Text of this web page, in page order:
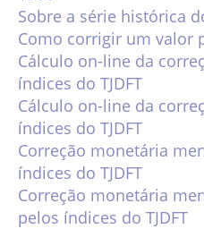
Sobre a série histórica
Como corrigir um valor
Cálculo on-line da
índices do TJDFT
Cálculo on-line da
índices do TJDFT
Correção monetária
índices do TJDFT
Correção monetária
pelos índices do TJDFT